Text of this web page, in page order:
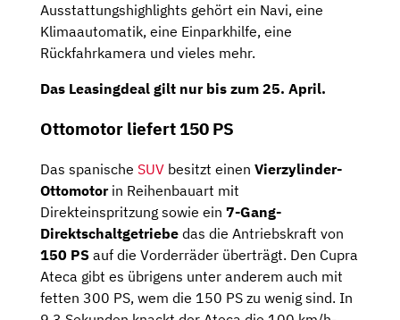
Ausstattungshighlights gehört ein Navi, eine
Klimaautomatik, eine Einparkhilfe, eine
Rückfahrkamera und vieles mehr.
Das Leasingdeal gilt nur bis zum 25. April.
Ottomotor liefert 150 PS
Das spanische SUV besitzt einen Vierzylinder-
Ottomotorin Reihenbauart mit
Direkteinspritzung sowie ein 7-Gang-
Direktschaltgetriebe das die Antriebskraft von
150 PS auf die Vorderräder überträgt. Den Cupra
Ateca gibt es übrigens unter anderem auch mit
fetten 300 PS, wem die 150 PS zu wenig sind. In